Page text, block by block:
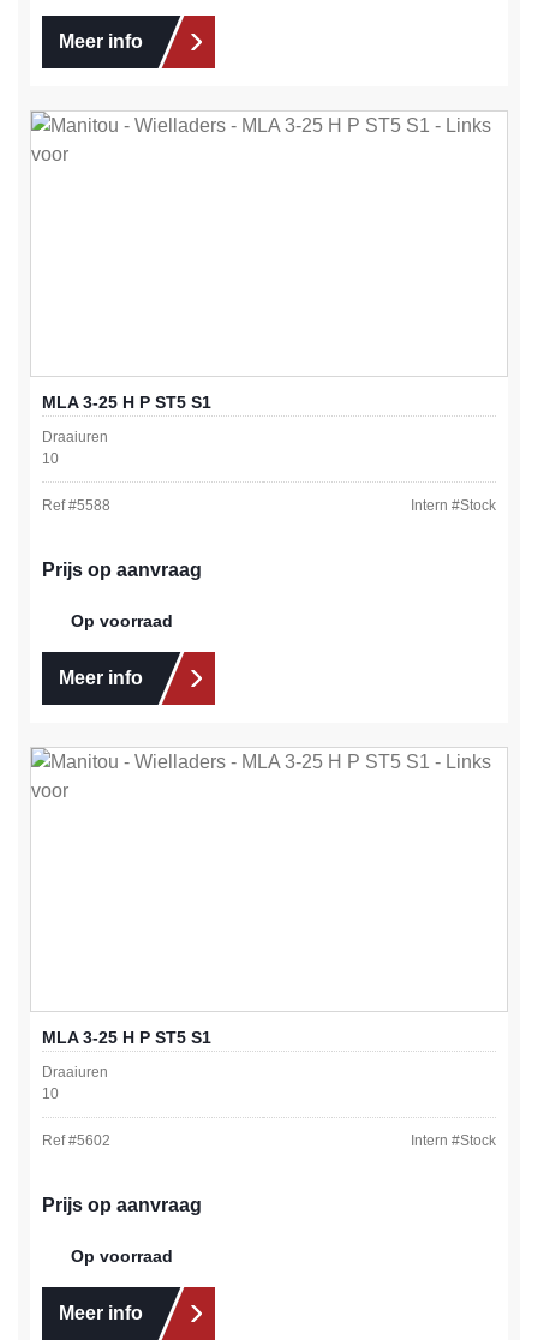
Meer info
MLA 3-25 H P ST5 S1
Draaiuren
10
Ref #5588 Intern #Stock
Prijs op aanvraag
Op voorraad
Meer info
MLA 3-25 H P ST5 S1
Draaiuren
10
Ref #5602 Intern #Stock
Prijs op aanvraag
Op voorraad
Meer info